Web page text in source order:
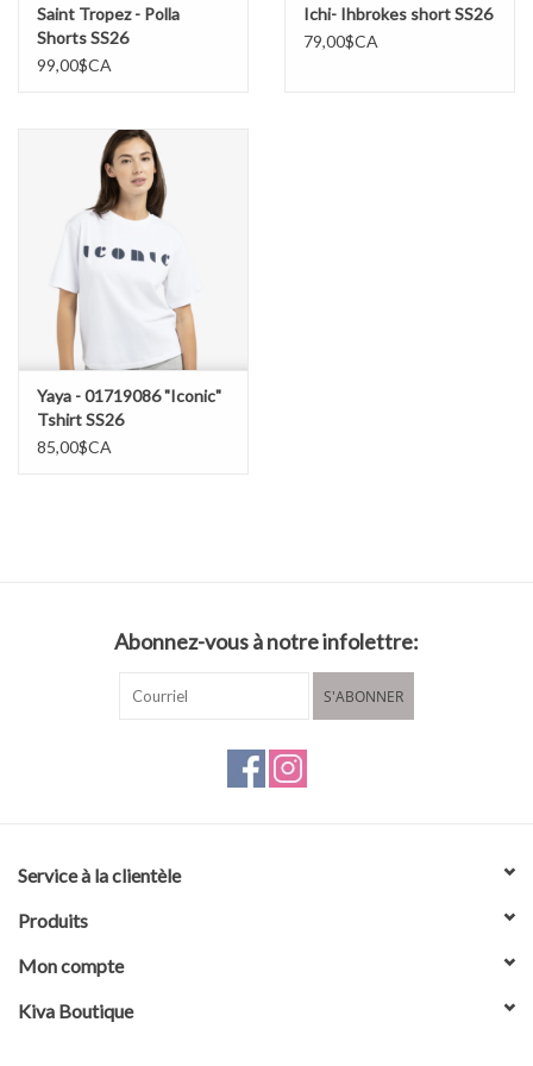
Saint Tropez - Polla
Shorts SS26
99,00$CA
Ichi- Ihbrokes short SS26
79,00$CA
Yaya - 01719086 "Iconic"
Tshirt SS26
85,00$CA
Abonnez-vous à notre infolettre:
S'ABONNER
Service à la clientèle
Produits
Mon compte
Kiva Boutique